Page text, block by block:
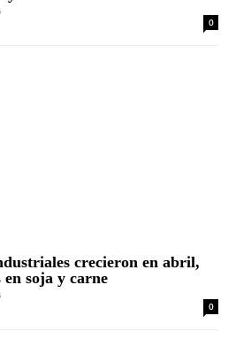
0
crecieron en abril,
en soja y carne
0